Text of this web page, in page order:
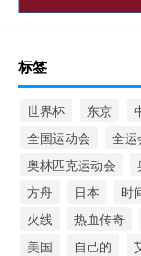
标签
世界杯 东京
全国运动会
全运
奥林匹克运动会
方舟
日本 时
火线
热血传奇
美国
自己的